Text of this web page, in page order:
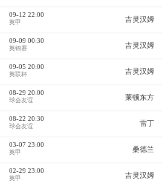
09-12 22:00
英甲 吉灵汉姆
09-09 00:30
英锦赛 吉灵汉姆
09-05 20:00
英联杯 吉灵汉姆
08-29 20:00
球会友谊 莱顿东方
08-22 20:30
球会友谊 雷丁
03-07 23:00
英甲 桑德兰
02-29 23:00
英甲 吉灵汉姆